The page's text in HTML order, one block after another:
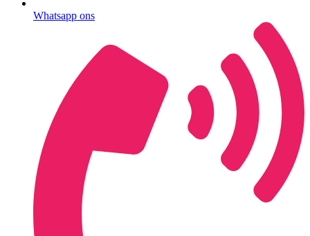
Whatsapp ons